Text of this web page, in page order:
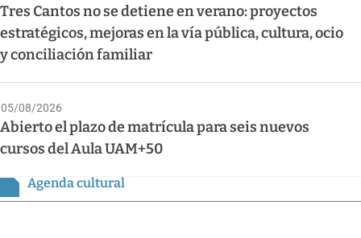
Tres Cantos no se detiene en verano: proyectos
estratégicos, mejoras en la vía pública, cultura, ocio
y conciliación familiar
05/08/2026
Abierto el plazo de matrícula para seis nuevos
cursos del Aula UAM+50
Agenda cultural